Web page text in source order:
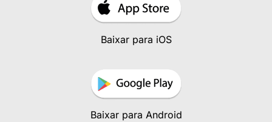
Baixar para iOS
Baixar para Android